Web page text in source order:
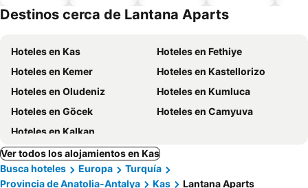
Destinos cerca de Lantana Aparts
Hoteles en Kas
Hoteles en Fethiye
Hoteles en Kemer
Hoteles en Kastellorizo
Hoteles en Oludeniz
Hoteles en Kumluca
Hoteles en Göcek
Hoteles en Camyuva
Hoteles en Kalkan
Ver todos los alojamientos en Kas
Busca hoteles
Europa
Turquía
Provincia de Anatolia-Antalya
Kas Lantana Aparts